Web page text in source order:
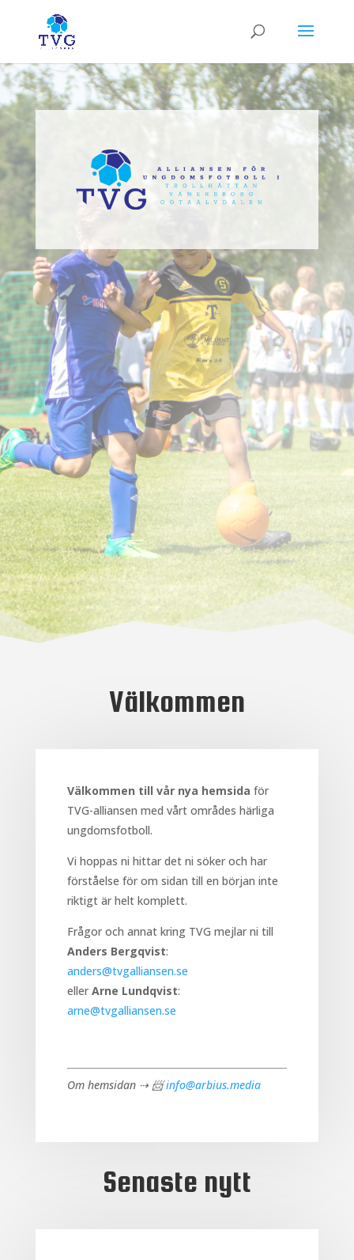
Välkommen
Välkommen till vår nya hemsida för
TVG-alliansen med vårt områdes härliga
ungdomsfotboll.
Vi hoppas ni hittar det ni söker och har
förståelse för om sidan till en början inte
riktigt är helt komplett.
Frågor och annat kring TVG mejlar ni till
Anders Bergqvist:
anders@tvgalliansen.se
eller Arne Lundqvist:
arne@tvgalliansen.se
Om hemsidan ⇢ 📨info@arbius.media
Senaste nytt